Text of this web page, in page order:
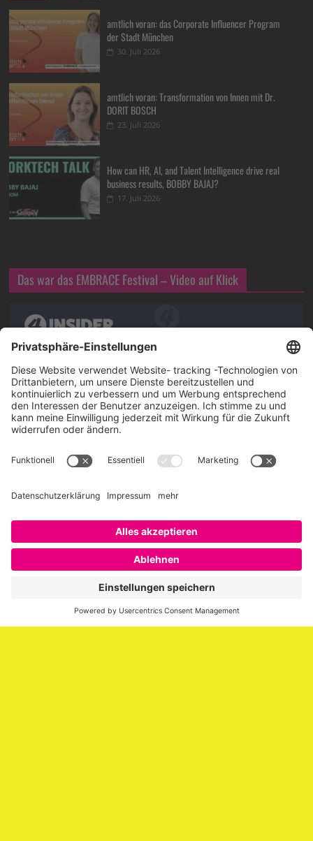
amtlich voran: das Corporate Influencer Program
der Stadt München
30. Juli 2026
amtlich voran: Transformation von Innen mit Dr.
DORIT BOSCH
23. Juli 2026
How can HR, AI, and Talent Intelligence drive real
business results, BOBBY BAJAJ?
17. Juli 2026
Das war das EMBRACE Festival – Video auf Klick
Über SAATKORN
SAATKORN ist der Blog von Gero Hesse. Seit 2009 schreibt
er über die Themen Employer Branding,